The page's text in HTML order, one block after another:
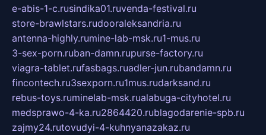
e-abis-1-c.rusindika01.ruvenda-festival.ru
store-brawlstars.rudooraleksandria.ru
antenna-highly.rumine-lab-msk.ru1-mus.ru
3-sex-porn.ruban-damn.rupurse-factory.ru
viagra-tablet.rufasbags.ruadler-jun.rubandamn.ru
fincontech.ru3sexporn.ru1mus.rudarksand.ru
rebus-toys.ruminelab-msk.rualabuga-cityhotel.ru
medsprawo-4-ka.ru2864420.rublagodarenie-spb.ru
zajmy24.rutovudyi-4-kuhnyanazakaz.ru